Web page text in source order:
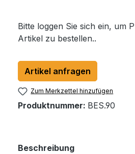
Bitte loggen Sie sich ein, um
Artikel zu bestellen..
Artikel anfragen
Zum Merkzettel hinzufügen
Produktnummer: BES.90
Beschreibung